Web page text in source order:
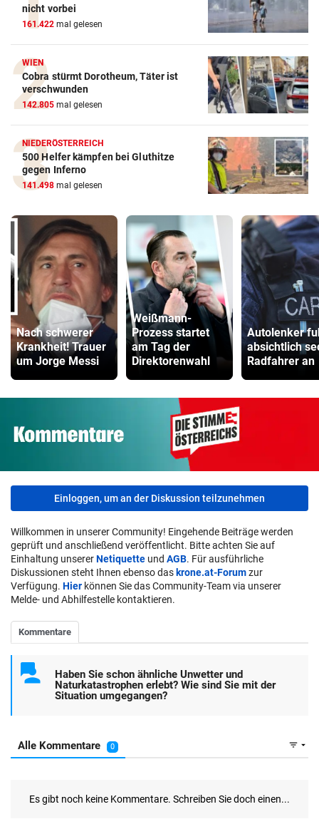
nicht vorbei
161.422 mal gelesen
WIEN
Cobra stürmt Dorotheum, Täter ist
verschwunden
142.805 mal gelesen
NIEDERÖSTERREICH
500 Helfer kämpfen bei Gluthitze
gegen Inferno
141.498 mal gelesen
Nach schwerer
Krankheit! Trauer
um Jorge Messi
Weißmann-
Prozess startet
am Tag der
Direktorenwahl
Autolenker
absichtlich
Radfahrer an
Einloggen, um an der Diskussion teilzunehmen
Willkommen in unserer Community! Eingehende Beiträge werden
geprüft und anschließend veröffentlicht. Bitte achten Sie auf
Einhaltung unsererNetiquette und AGB. Für ausführliche
Diskussionen steht Ihnen ebenso das krone.at-Forumzur
Verfügung. Hier können Sie das Community-Team via unserer
Melde- und Abhilfestelle kontaktieren.